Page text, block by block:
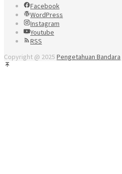
Facebook
WordPress
Instagram
Youtube
RSS
Copyright @ 2025 Pengetahuan Bandara